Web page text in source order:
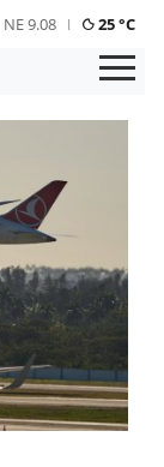
NE 9.08 25 °C